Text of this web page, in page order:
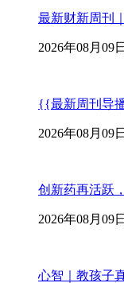
最新财新周刊
2026年08月09日
{{最新周刊导
2026年08月09日
创新药再活跃
2026年08月09日
心智｜教孩子